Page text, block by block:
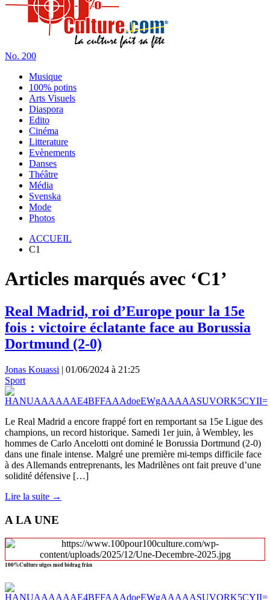
No. 200
Musique
100% potins
Arts Visuels
Diaspora
Edito
Cinéma
Litterature
Evènements
Danses
Théâtre
Média
Svenska
Mode
Photos
ACCUEIL
C1
Articles marqués avec ‘C1’
Real Madrid, roi d’Europe pour la 15e
fois : victoire éclatante face au Borussia
Dortmund (2-0)
Jonas Kouassi | 01/06/2024 à 21:25
Sport
Le Real Madrid a encore frappé fort en remportant sa 15e Ligue des
champions, un record historique. Samedi 1er juin, à Wembley, les
hommes de Carlo Ancelotti ont dominé le Borussia Dortmund (2-0)
dans une finale intense. Malgré une première mi-temps difficile face
à des Allemands entreprenants, les Madrilènes ont fait preuve d’une
solidité défensive […]
Lire la suite →
A LA UNE
100%Culture utges med bidrag från